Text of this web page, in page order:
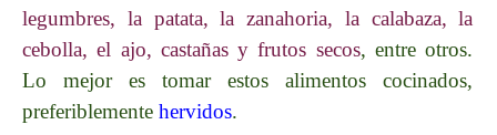
legumbres, la patata, la zanahoria, la calabaza, la
cebolla, el ajo, castañas y frutos secos, entre otros.
Lo mejor es tomar estos alimentos cocinados,
preferiblemente hervidos.